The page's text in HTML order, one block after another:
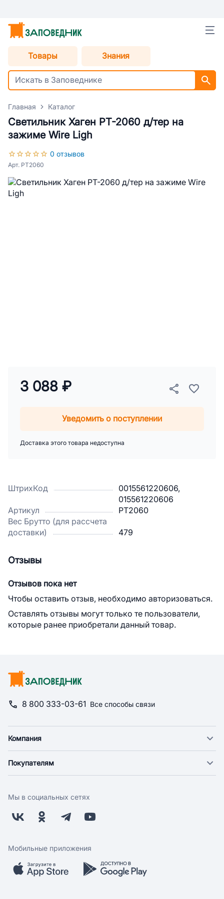
Товары Знания
Главная Каталог
Светильник Хаген РТ-2060 д/тер на
зажиме Wire Ligh
0 отзывов
Арт. РТ2060
ШтрихКод
0015561220606,
015561220606
Артикул
РТ2060
Вес Брутто (для рассчета
доставки)
479
3 088 ₽
Уведомить о поступлении
Доставка этого товара недоступна
Отзывы
Отзывов пока нет
Чтобы оставить отзыв, необходимо авторизоваться.
Оставлять отзывы могут только те пользователи,
которые ранее приобретали данный товар.
8 800 333-03-61 Все способы связи
Компания
Новости
Поставщикам
Заводчикам
Обратная связь
Покупателям
Оплата
Бонусная программа
Скидки и акции
Мобильное приложение
Мы в социальных сетях
Мобильные приложения